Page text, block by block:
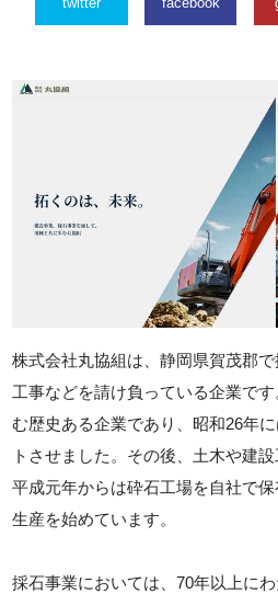
株式会社丸協組は、静岡県賀茂郡
工事などを請け負っている企業で
む歴史ある企業であり、昭和26年
トさせました。その後、土木や建
平成元年からは砕石工場を自社で
生産を始めています。
採石事業においては、70年以上に